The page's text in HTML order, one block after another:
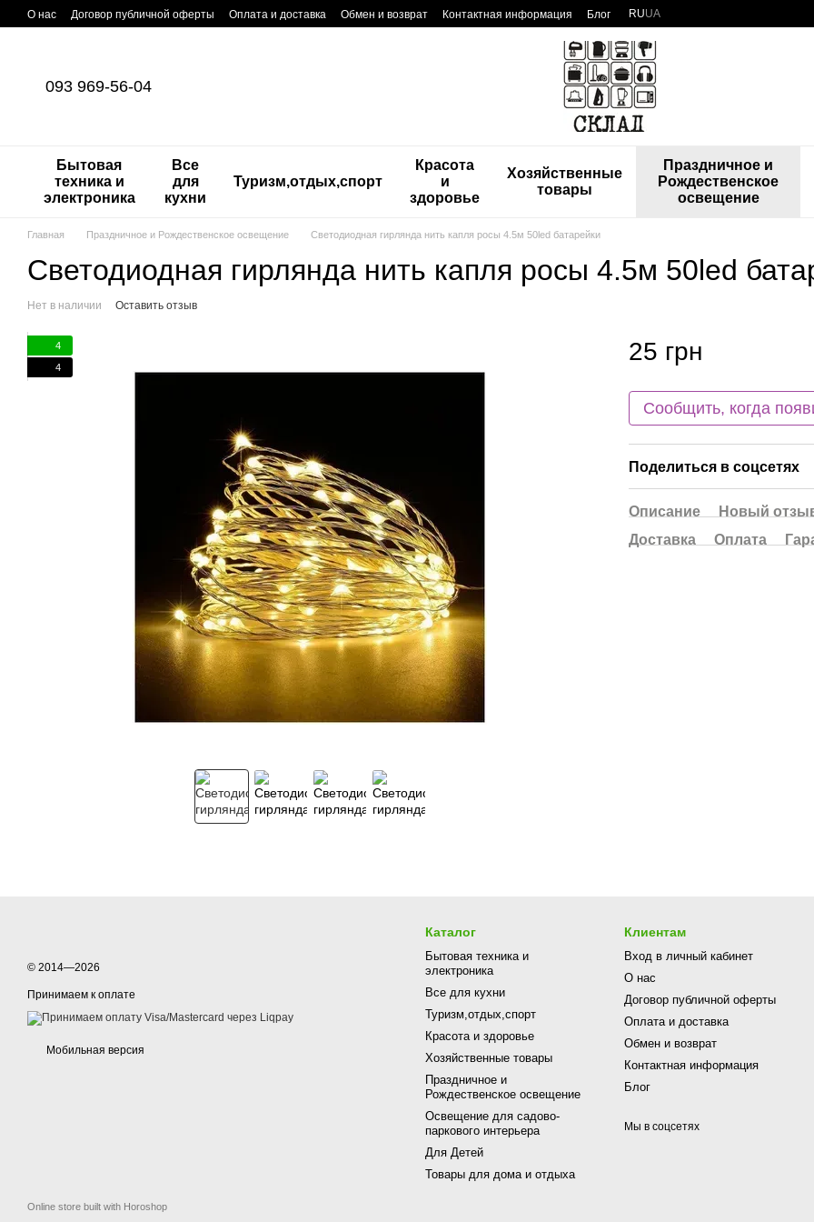
Перейти к основному контенту
О нас Договор публичной оферты Оплата и доставка Обмен и возврат Контактная информация Блог RUUA
093 969-56-04
Бытовая
техника и
электроника
Все
для
кухни
Туризм,отдых,спорт
Красота
и
здоровье
Хозяйственные
товары
Праздничное и
Рождественское
освещение
Главная Праздничное и Рождественское освещение Светодиодная гирлянда нить капля росы 4.5м 50led батарейки
Светодиодная гирлянда нить капля росы 4.5м 50led
Нет в наличии Оставить отзыв
4
4
25 грн
Сообщить, когда
Поделиться в соцсетях
Описание
Новый
Доставка
Оплата
© 2014—2026
Принимаем к оплате
Мобильная версия
Online store built with Horoshop
Каталог
Бытовая техника и
электроника
Все для кухни
Туризм,отдых,спорт
Красота и здоровье
Хозяйственные товары
Праздничное и
Рождественское освещение
Освещение для садово-
паркового интерьера
Для Детей
Товары для дома и отдыха
Клиентам
Вход в личный кабинет
О нас
Договор публичной оферты
Оплата и доставка
Обмен и возврат
Контактная информация
Блог
Мы в соцсетях